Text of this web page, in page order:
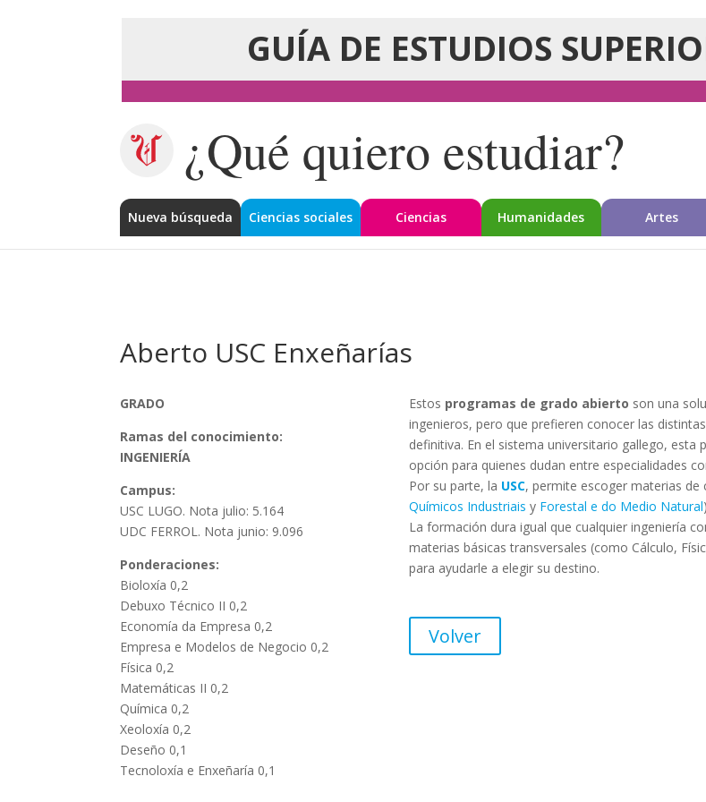
GUÍA DE ESTUDIOS
¿Qué quiero estudiar?
Nueva búsqueda Ciencias sociales Ciencias Humanidades Artes
Aberto USC Enxeñarías
GRADO
Ramas del conocimiento:
INGENIERÍA
Campus:
USC LUGO. Nota julio: 5.164
UDC FERROL. Nota junio: 9.096
Ponderaciones:
Bioloxía 0,2
Debuxo Técnico II 0,2
Economía da Empresa 0,2
Empresa e Modelos de Negocio 0,2
Física 0,2
Matemáticas II 0,2
Química 0,2
Xeoloxía 0,2
Deseño 0,1
Tecnoloxía e Enxeñaría 0,1
Estos programas de grado abierto son una
ingenieros, pero que prefieren conocer las
definitiva. En el sistema universitario gallego, esta
opción para quienes dudan entre especialidades
Por su parte, la USC, permite escoger materias de
Químicos Industriais y Forestal e do Medio Natural
La formación dura igual que cualquier ingeniería
materias básicas transversales (como Cálculo,
para ayudarle a elegir su destino.
Volver